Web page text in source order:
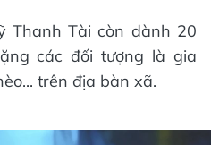
Thanh Tài còn dành 20
các đối tượng là gia
trên địa bàn xã.